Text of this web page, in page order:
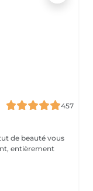
457
de beauté vous
entièrement